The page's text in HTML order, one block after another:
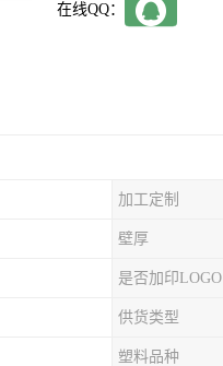
在线QQ：
加工定制
壁厚
是否加印LOGO
供货类型
塑料品种